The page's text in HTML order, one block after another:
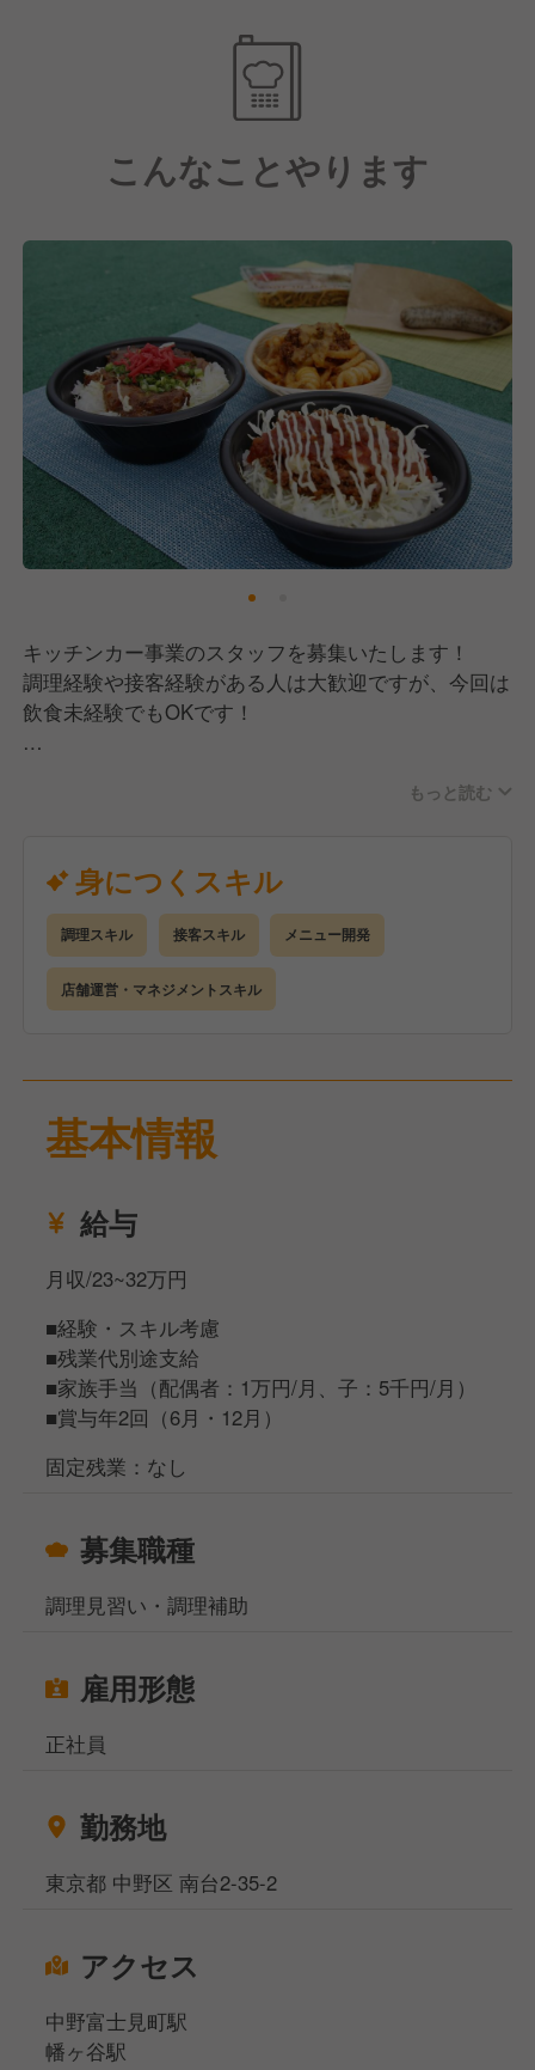
また、特別な技術を必要としないレシピ作りにも心が
けていますので、未経験の方でも慣れればできるオペ
レーションかと思います！
もちろん経験者の方には新しいメニュー開発のために
経験を活かせる環境です！
【飲食業界では珍しい安定の労働環境！】
当社では働いてくれているスタッフのために労働環境
の整備に力を入れています。
お休みに関しては完全週休2日制で、そのほか季節休
や計画年休を合わせると年間休日は118日にもなりま
す！
また、固定残業(みなし残業)は無く、残業代は別途支
給！残業に関しても月10時間以内に抑えるようなシフ
ト組みをおこなっています。
こんなことやります
キッチンカー事業のスタッフを募集いたします！
調理経験や接客経験がある人は大歓迎ですが、今回は
飲食未経験でもOKです！
■仕込み業務（中野区南台のセントラルキッチン・事
■イベント会場へ運転・移動（安全運転！）
■開店準備（キッチンカーがお店となるので、準備を
していきます）
■調理業務（仕上げの調理と盛り付けがメインとなり
ます）
■接客業務（レジなどの販売がメインとなります）
ーしていきます)
■メニュー開発（経験がある方はすぐに活かせるかと
さい！
もっと読む
身につくスキル
調理スキル 接客スキル メニュー開発
店舗運営・マネジメントスキル
基本情報
給与
月収/23~32万円
■経験・スキル考慮
■残業代別途支給
■家族手当（配偶者：1万円/月、子：5千円/月）
■賞与年2回（6月・12月）
固定残業：なし
募集職種
調理見習い・調理補助
雇用形態
正社員
勤務地
東京都 中野区 南台2-35-2
アクセス
中野富士見町駅
幡ヶ谷駅